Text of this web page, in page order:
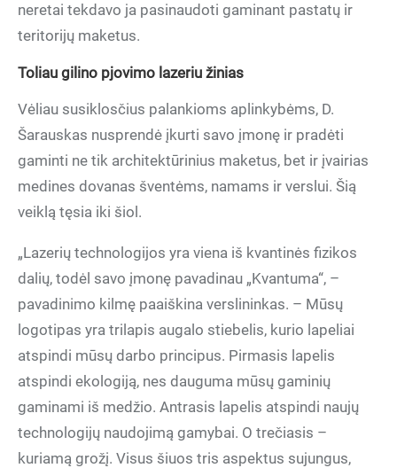
neretai tekdavo ja pasinaudoti gaminant pastatų ir
teritorijų maketus.
Toliau gilino pjovimo lazeriu žinias
Vėliau susiklosčius palankioms aplinkybėms, D.
Šarauskas nusprendė įkurti savo įmonę ir pradėti
gaminti ne tik architektūrinius maketus, bet ir įvairias
medines dovanas šventėms, namams ir verslui. Šią
veiklą tęsia iki šiol.
„Lazerių technologijos yra viena iš kvantinės fizikos
dalių, todėl savo įmonę pavadinau „Kvantuma“, –
pavadinimo kilmę paaiškina verslininkas. – Mūsų
logotipas yra trilapis augalo stiebelis, kurio lapeliai
atspindi mūsų darbo principus. Pirmasis lapelis
atspindi ekologiją, nes dauguma mūsų gaminių
gaminami iš medžio. Antrasis lapelis atspindi naujų
technologijų naudojimą gamybai. O trečiasis –
kuriamą grožį. Visus šiuos tris aspektus sujungus,